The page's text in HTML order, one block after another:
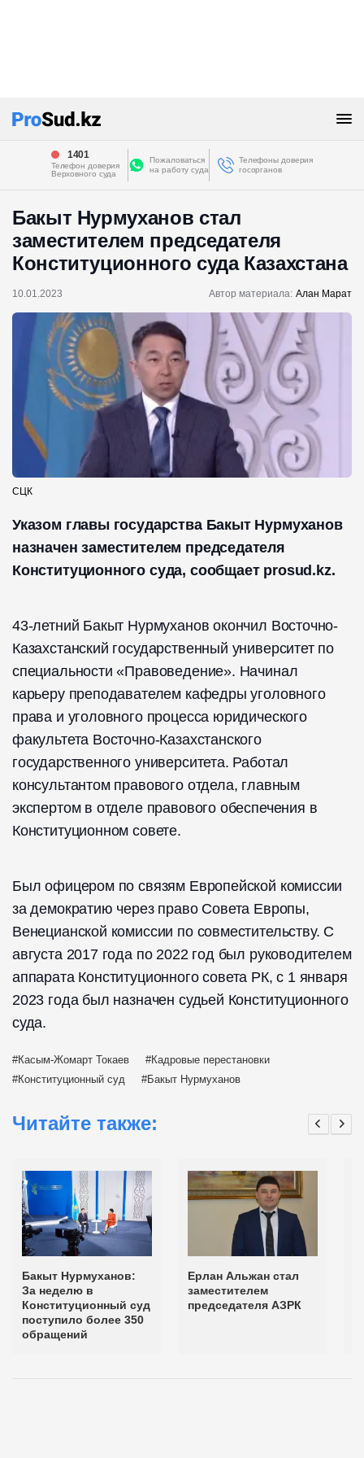
1401
Телефон доверия
Верховного суда
Пожаловаться
на работу суда
Телефоны доверия
госорганов
Бакыт Нурмуханов стал
заместителем председателя
Конституционного суда Казахстана
10.01.2023 Автор материала: Алан Марат
СЦК
Указом главы государства Бакыт Нурмуханов
назначен заместителем председателя
Конституционного суда, сообщает prosud.kz.
43-летний Бакыт Нурмуханов окончил Восточно-
Казахстанский государственный университет по
специальности «Правоведение». Начинал
карьеру преподавателем кафедры уголовного
права и уголовного процесса юридического
факультета Восточно-Казахстанского
государственного университета. Работал
консультантом правового отдела, главным
экспертом в отделе правового обеспечения в
Конституционном совете.
Был офицером по связям Европейской комиссии
за демократию через право Совета Европы,
Венецианской комиссии по совместительству. С
августа 2017 года по 2022 год был руководителем
аппарата Конституционного совета РК, с 1 января
2023 года был назначен судьей Конституционного
суда.
Касым-Жомарт Токаев
Кадровые перестановки
Конституционный суд
Бакыт Нурмуханов
Читайте также:
Бакыт Нурмуханов:
За неделю в
Конституционный суд
поступило более 350
обращений
Ерлан Альжан стал
заместителем
председателя АЗРК